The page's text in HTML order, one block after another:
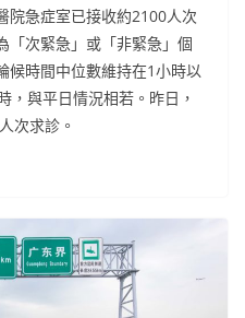
院急症室已接收約2100人次
「次緊急」或「非緊急」個
候時間中位數維持在1小時以
，與平日情況相若。昨日，
次求診。